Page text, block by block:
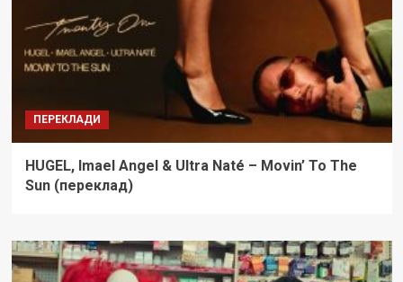
ПЕРЕКЛАДИ
HUGEL, Imael Angel & Ultra Naté – Movin’ To The
Sun (переклад)